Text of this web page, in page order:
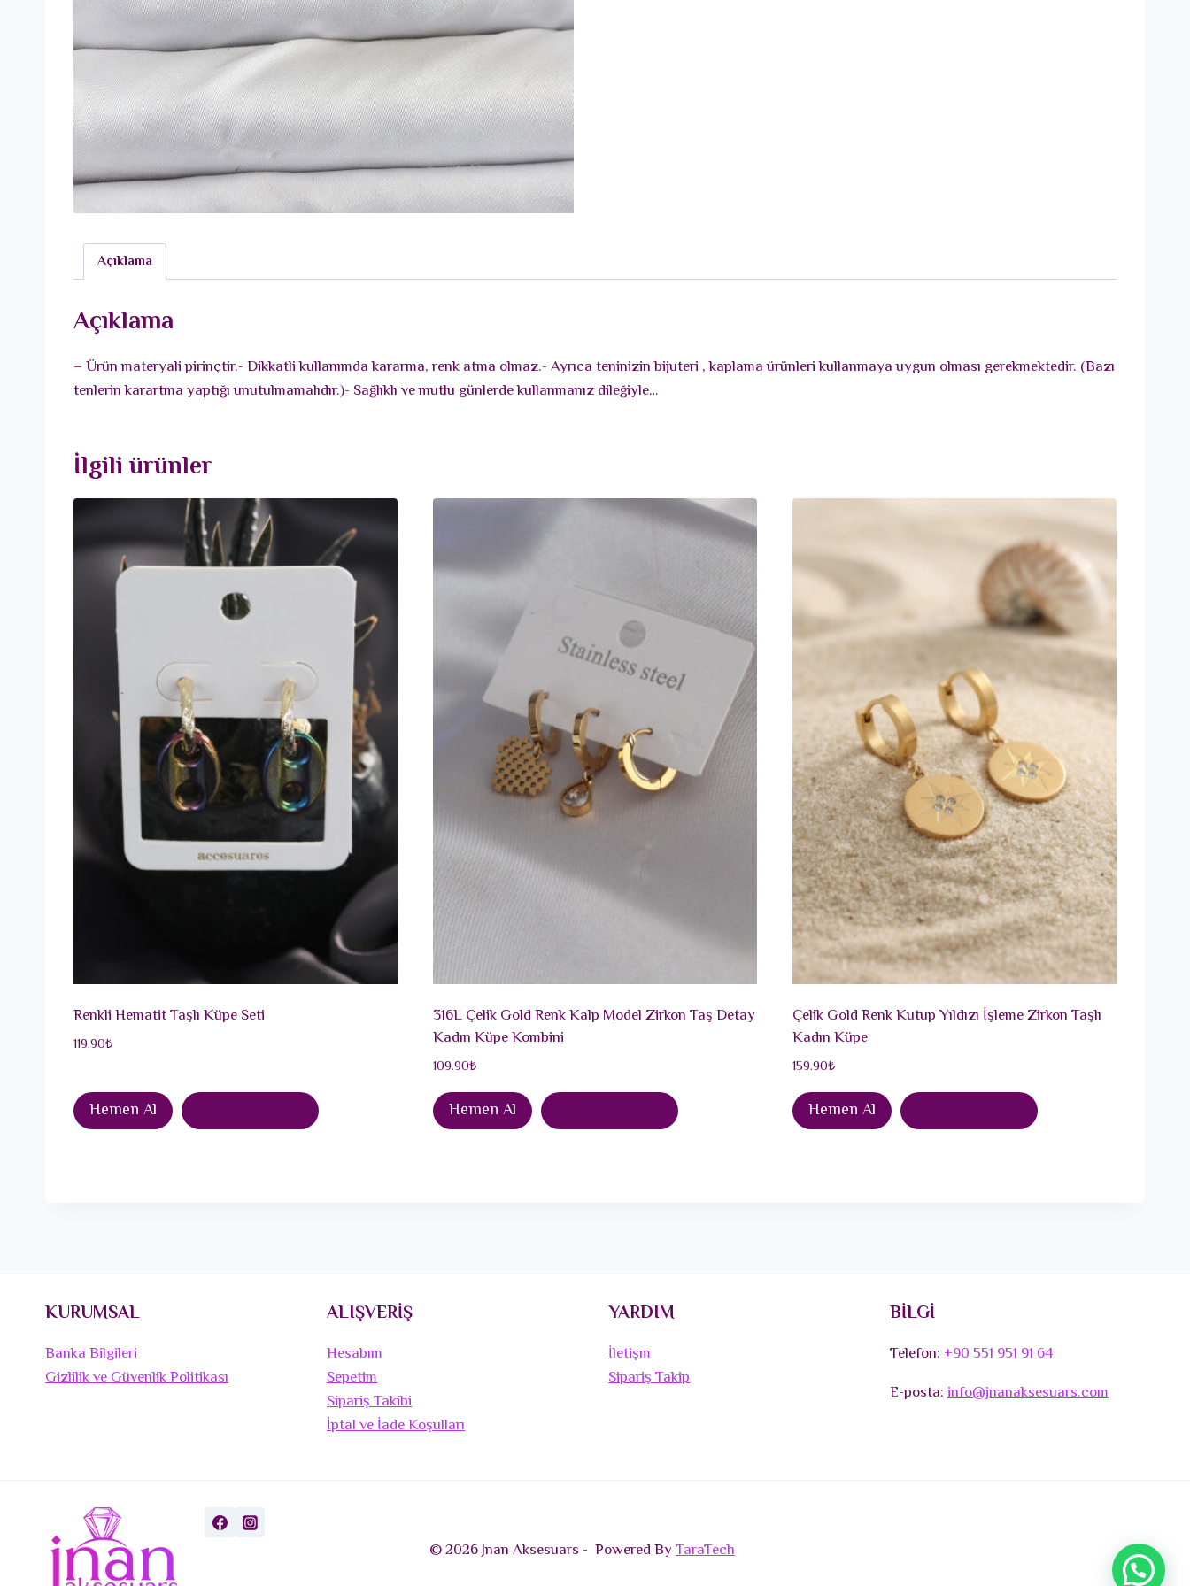
Açıklama
Açıklama
– Ürün materyali pirinçtir.- Dikkatli kullanımda kararma, renk atma olmaz.- Ayrıca teninizin bijuteri , kaplama ürünleri kullanmaya uygun olması gerekmektedir. (Bazı
tenlerin karartma yaptığı unutulmamalıdır.)- Sağlıklı ve mutlu günlerde kullanmanız dileğiyle…
İlgili ürünler
Renkli Hematit Taşlı Küpe Seti
119.90₺
Hemen Al
316L Çelik Gold Renk Kalp Model Zirkon Taş Detay
Kadın Küpe Kombini
109.90₺
Hemen Al
Çelik Gold Renk Kutup Yıldızı İşleme Zirkon Taşlı
Kadın Küpe
159.90₺
Hemen Al
KURUMSAL
Banka Bilgileri
Gizlilik ve Güvenlik Politikası
ALIŞVERİŞ
Hesabım
Sepetim
Sipariş Takibi
İptal ve İade Koşulları
YARDIM
İletişm
Sipariş Takip
BİLGİ
Telefon:+90 551 951 91 64
E-posta:info@jnanaksesuars.com
© 2026 Jnan Aksesuars - Powered ByTaraTech